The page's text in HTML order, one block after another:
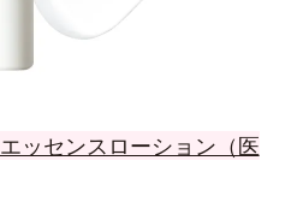
ッセンスローション（医